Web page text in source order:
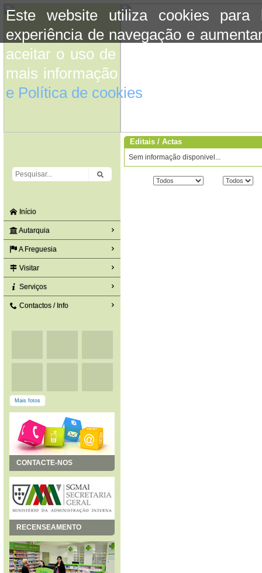
Este website utiliza cookies para
experiência de navegação e
aceitar o uso de cookies basta
mais informação consulte a
e Política de cookies
Início
Autarquia
A Freguesia
Visitar
Serviços
Contactos / Info
Mais fotos
CONTACTE-NOS
RECENSEAMENTO
Editais / Actas
Sem informação disponivel...